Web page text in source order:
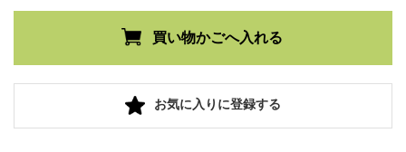
お気に入りに登録する